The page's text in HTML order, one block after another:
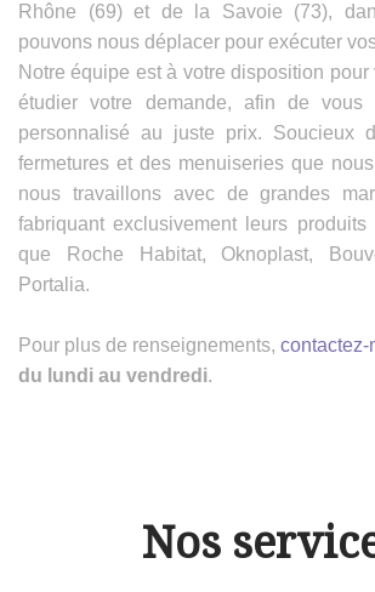
Rhône (69) et de la Savoie (73),
pouvons nous déplacer pour exécuter
Notre équipe est à votre disposition
étudier votre demande, afin de vous
personnalisé au juste prix. Soucieux
fermetures et des menuiseries que
nous travaillons avec de grandes
fabriquant exclusivement leurs
que Roche Habitat, Oknoplast,
Portalia.
Pour plus de renseignements, contactez-
du lundi au vendredi.
Nos